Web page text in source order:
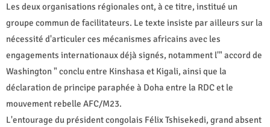
Les deux organisations régionales ont, à ce titre, institué un
groupe commun de facilitateurs. Le texte insiste par ailleurs sur la
nécessité d'articuler ces mécanismes africains avec les
engagements internationaux déjà signés, notamment l'" accord de
Washington " conclu entre Kinshasa et Kigali, ainsi que la
déclaration de principe paraphée à Doha entre la RDC et le
mouvement rebelle AFC/M23.
L'entourage du président congolais Félix Tshisekedi, grand absent